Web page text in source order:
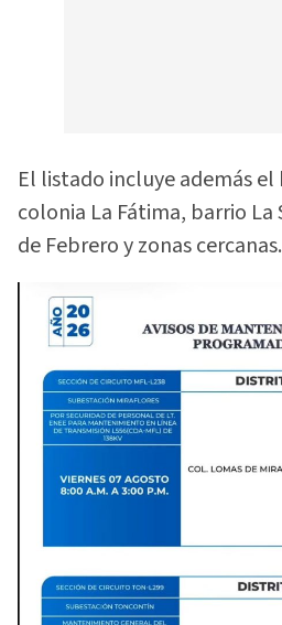
El listado incluye además
colonia La Fátima, barrio La
de Febrero y zonas cercanas.